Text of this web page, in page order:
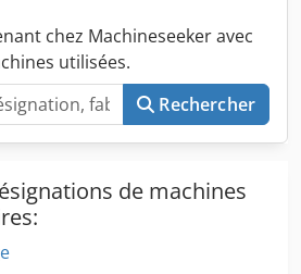
chez Machineseeker avec
utilisées.
Rechercher
de machines